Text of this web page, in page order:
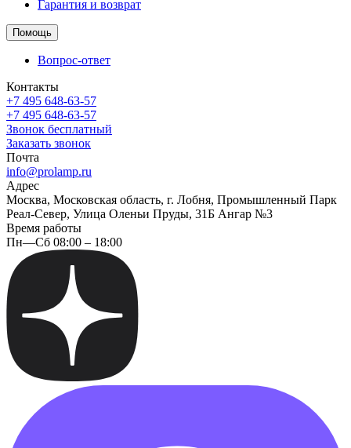
Гарантия и возврат
Помощь
Вопрос-ответ
Контакты
+7 495 648-63-57
+7 495 648-63-57
Звонок бесплатный
Заказать звонок
Почта
info@prolamp.ru
Адрес
Москва, Московская область, г. Лобня, Промышленный Парк
Реал-Север, Улица Оленьи Пруды, 31Б Ангар №3
Время работы
Пн—Сб 08:00 – 18:00